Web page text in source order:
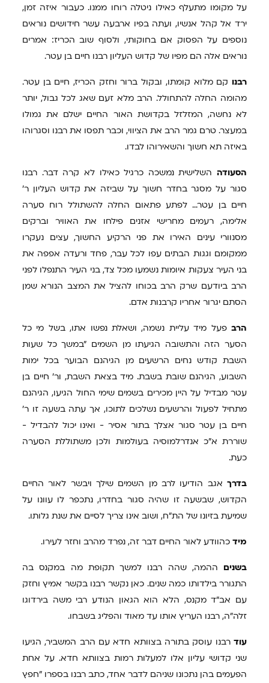
על מקומו מתעלף כאילו ניטלה רוחו ממנו. כעבור איזה זמן,
ירד אל קהל אנשיו, ועתה בפיו ארבעה עשר חידושים נוראים
נוספים על הפסוק אם בחוקותי, ולסוף שוב הכריז: אמרים
נוראים אלה הם מפיו של קדוש העליון רבנו חיים בן עטר.
רבנו קם מלוא קומתו, ובקול ברור וחזק הכריז, חיים בן עטר.
מהומה החלה להתחולל. הרב מלא זעם שאג לכל גבול, יותר
לא נחשה, המזלזל בקדושת האור החיים ישלם את גמולו
במעצר. טרם גמר הרב את הציווי, וכבר תפסו את רבנו וסגרוהו
באיזה תא חשוך והשאירוהו לבדו.
הסעודה השלישית נמשכה כרגיל כאילו לא קרה דבר. רבנו
סגור על מסגר בחדר חשוך על שביזה את קדוש העליון ר'
חיים בן עטר... לפתע פתאום החלה להשתולל רוח סערה
אלימה, רעמים מחרישי אזנים פילחו את האוויר וברקים
מסנוורי עינים האירו את פני הרקיע החשוך, עצים נעקרו
ממקומם וגגות הבתים עפו לכל עבר, פחד ורעדה אפפה את
בני העיר צעקות איומות נשמעו מכל צד, בני העיר התנפלו לפני
הרב ביודעם שרק הרב בכוחו להציל את המצב הנורא שמן
הסתם יגרור אחריו קרבנות אדם.
הרב פעל מיד עליית נשמה, ושאלת נפשו אתו, בשל מי כל
הסער הזה והתשובה הגיעתו מן השמים "במשך כל שעות
השבת קודש נחים הרשעים מן הגיהנם הבוער בכל ימות
השבוע, הגיהנם שובת בשבת. מיד בצאת השבת, ור' חיים בן
עטר מבדיל על היין מכירים בשמים שימי החול הגיעו, הגיהנם
מתחיל לפעול והרשעים נשלכים לתוכו, אך עתה בשעה זו ר'
חיים בן עטר סגור אצלך בתור אסיר - ואינו יכול להבדיל -
שוררת א"כ אנדרלמוסיה בעולמות ולכן משתוללת הסערה
כעת.
בדרך אגב הודיעו לרב מן השמים שילך ויבשר לאור החיים
הקדוש, שבשעה זו שהיה סגור בחדרו, נתכפר לו עוונו על
שמיעת בזיונו של הת"ח, ושוב אינו צריך לסיים את שנת גלותו.
מיד כהוודע לאור החיים דבר זה, נפרד מהרב וחזר לעירו.
בשנים ההמה, שהה רבנו למשך תקופת מה במקנס בה
התגורר בילדותו כמה שנים. כאן נקשר רבנו בקשר אמיץ וחזק
עם אב"ד מקנס, הלא הוא הגאון הנודע רבי משה בירדוגו
זלה"ה, רבנו העריץ אותו עד מאוד והפליג בשבחו.
עוד רבנו עוסק בתורה בצוותא חדא עם הרב המשביר, הגיעו
שני קדושי עליון אלו למעלות רמות בצוותא חדא. על אחת
הפעמים בהן נתכונו שניהם לדבר אחד, כתב רבנו בספרו "חפץ